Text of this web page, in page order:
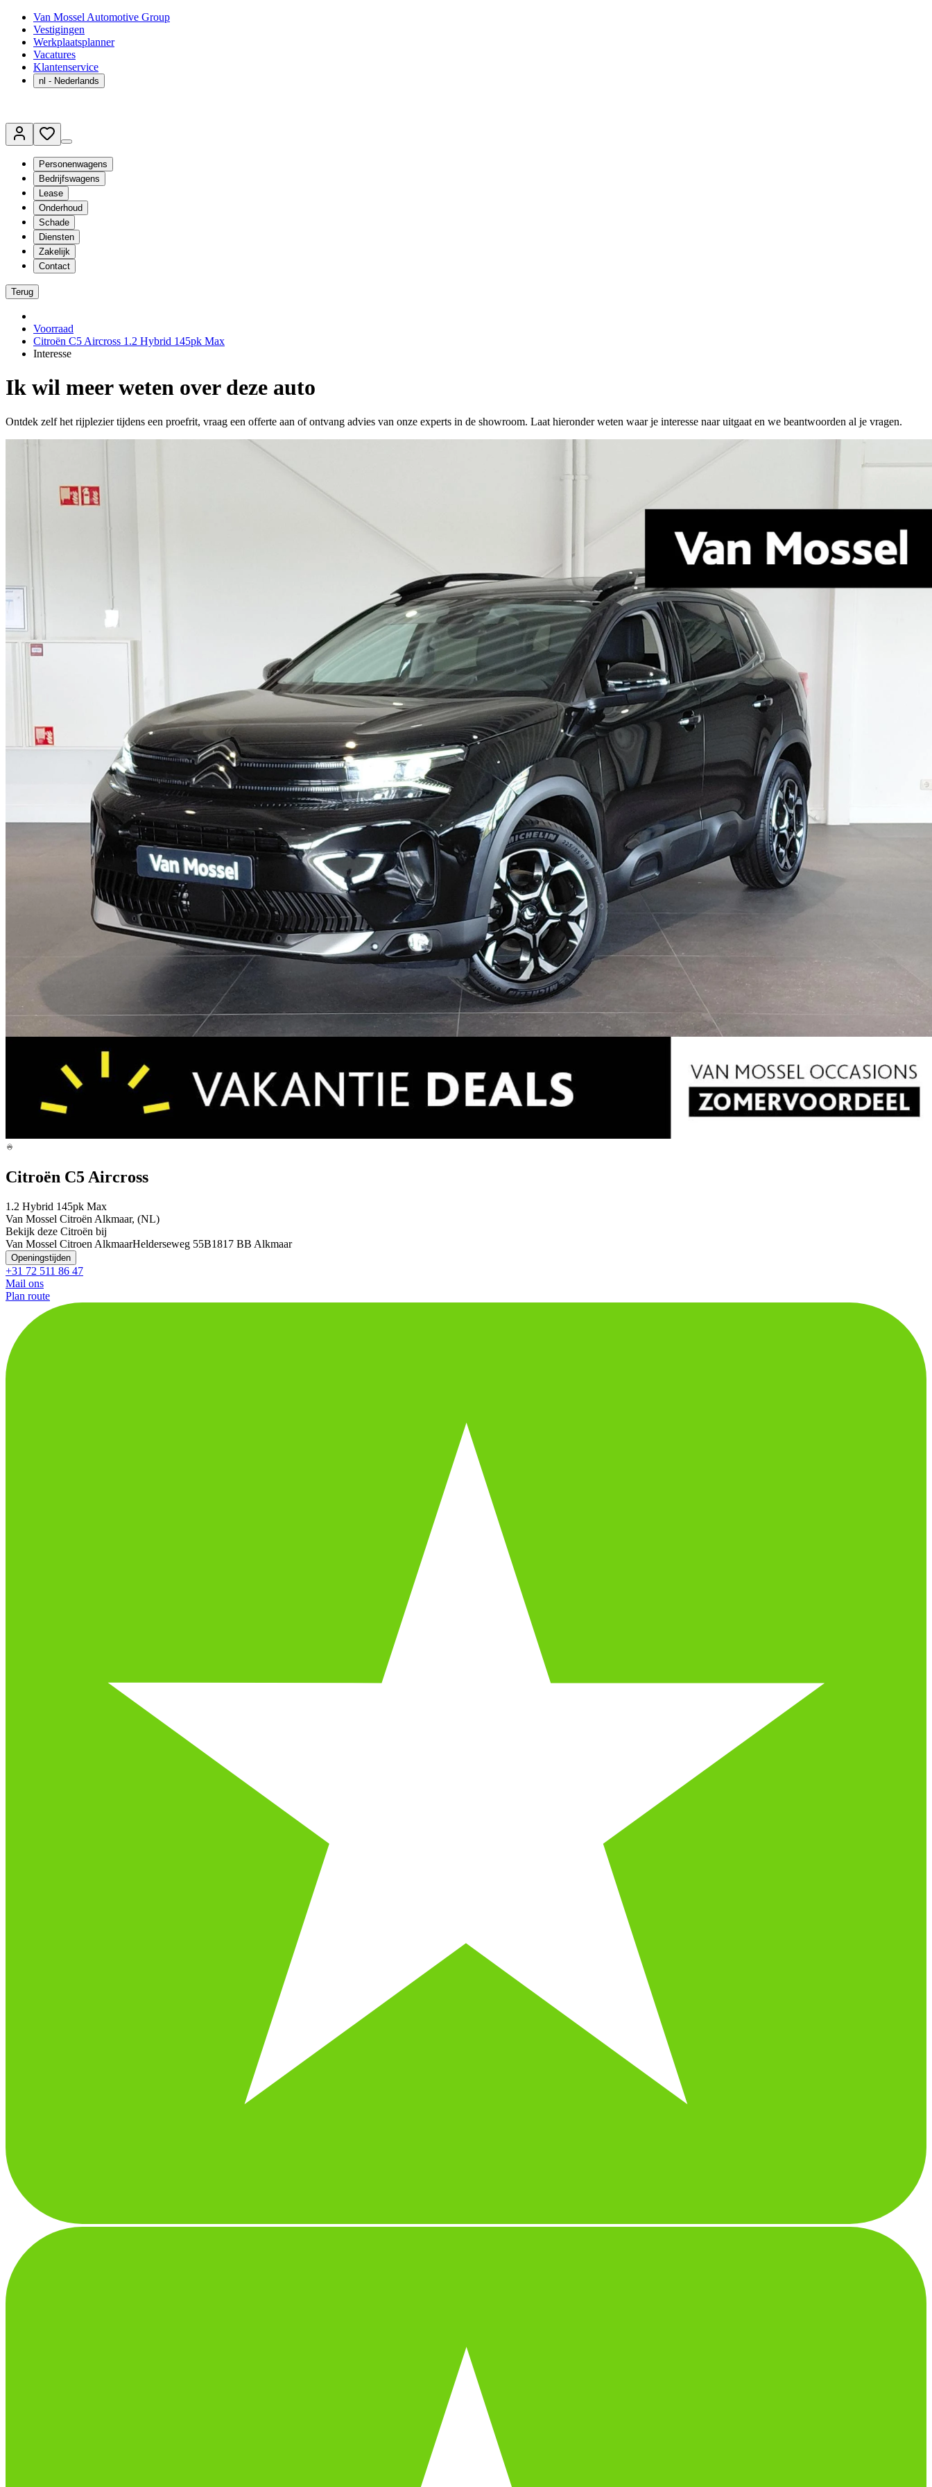
Van Mossel Automotive Group
Vestigingen
Werkplaatsplanner
Vacatures
Klantenservice
nl - Nederlands
Personenwagens
Bedrijfswagens
Lease
Onderhoud
Schade
Diensten
Zakelijk
Contact
Terug
Voorraad
Citroën C5 Aircross 1.2 Hybrid 145pk Max
Interesse
Ik wil meer weten over deze auto
Ontdek zelf het rijplezier tijdens een proefrit, vraag een offerte aan of ontvang advies van onze experts in de showroom. Laat hieronder weten waar je interesse naar uitgaat en we beantwoorden al je vragen.
Citroën C5 Aircross
1.2 Hybrid 145pk Max
Van Mossel Citroën Alkmaar, (NL)
Bekijk deze Citroën bij
Van Mossel Citroen AlkmaarHelderseweg 55B1817 BB Alkmaar
Openingstijden
+31 72 511 86 47
Mail ons
Plan route